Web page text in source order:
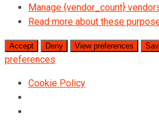
Manage {vendor_count}
Read more about these
Accept Deny View preferences
preferences
Cookie Policy